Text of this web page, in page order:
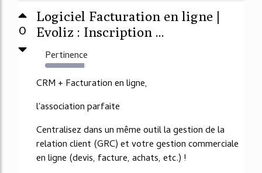
0
Logiciel Facturation en ligne |
Evoliz : Inscription ...
Pertinence
96%
CRM + Facturation en ligne,
l'association parfaite
Centralisez dans un même outil la gestion de la
relation client (GRC) et votre gestion commerciale
en ligne (devis, facture, achats, etc.) !